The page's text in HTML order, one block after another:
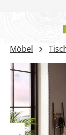
Möbel
Bildergalerie